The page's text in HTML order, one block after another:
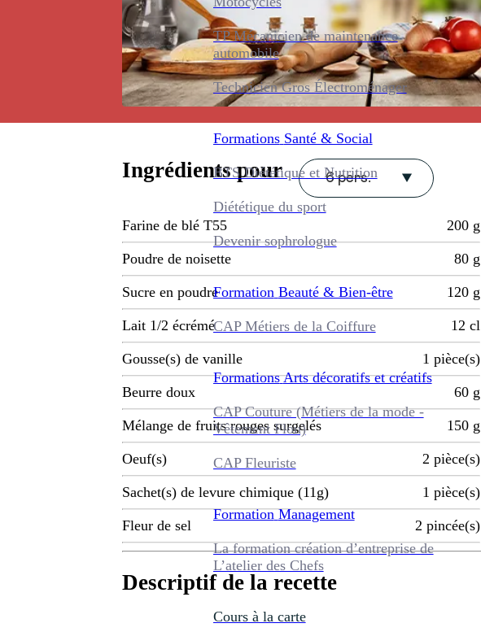
TP Mécanicien de maintenance
automobile
Technicien Gros Électroménager
Formations Santé & Social
BTS Diététique et Nutrition
Diététique du sport
Devenir sophrologue
Formation Beauté & Bien-être
CAP Métiers de la Coiffure
Formations Arts décoratifs et créatifs
CAP Couture (Métiers de la mode -
Vêtement Flou)
CAP Fleuriste
Formation Management
La formation création d’entreprise de
L’atelier des Chefs
Cours à la carte
Ingrédients pour 6 pers.
Farine de blé T55 200 g
Poudre de noisette 80 g
Sucre en poudre 120 g
Lait 1/2 écrémé 12 cl
Gousse(s) de vanille 1 pièce(s)
Beurre doux 60 g
Mélange de fruits rouges surgelés 150 g
Oeuf(s) 2 pièce(s)
Sachet(s) de levure chimique (11g) 1 pièce(s)
Fleur de sel 2 pincée(s)
Descriptif de la recette